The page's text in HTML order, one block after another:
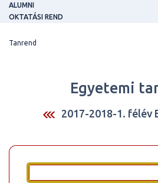
ALUMNI
OKTATÁSI REND
Tanrend
Egyetemi
2017-2018-1. félév